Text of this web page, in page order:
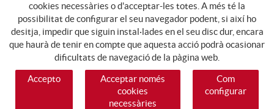
cookies necessàries o d'acceptar-les totes. A més té la
possibilitat de configurar el seu navegador podent, si així ho
desitja, impedir que siguin instal·lades en el seu disc dur, encara
que haurà de tenir en compte que aquesta acció podrà ocasionar
dificultats de navegació de la pàgina web.
Accepto
Acceptar només
cookies
necessàries
Com
configurar